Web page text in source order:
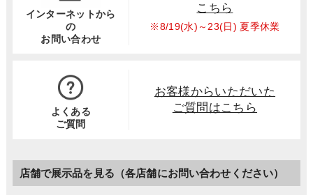
インターネットから
の
お問い合わせ
こちら
※8/19(水)～23(日) 夏季休業
よくある
ご質問
お客様からいただいた
ご質問はこちら
店舗で展示品を見る（各店舗にお問い合わせください）